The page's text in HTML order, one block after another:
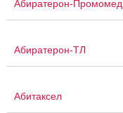
Абиратерон-Промомед
Абиратерон-ТЛ
Абитаксел